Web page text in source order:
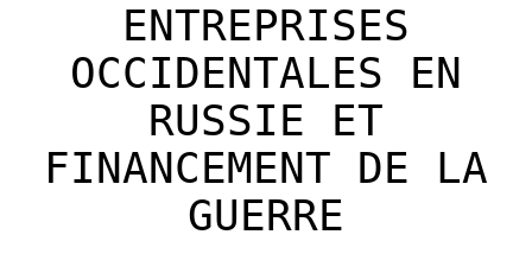
ENTREPRISES
OCCIDENTALES EN
RUSSIE ET
FINANCEMENT DE LA
GUERRE